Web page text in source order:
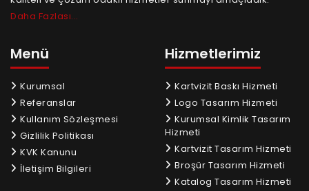
Daha Fazlası...
Menü
Kurumsal
Referanslar
Kullanım Sözleşmesi
Gizlilik Politikası
KVK Kanunu
İletişim Bilgileri
Hizmetlerimiz
Kartvizit Baskı Hizmeti
Logo Tasarım Hizmeti
Kurumsal Kimlik Tasarım
Hizmeti
Kartvizit Tasarım Hizmeti
Broşür Tasarım Hizmeti
Katalog Tasarım Hizmeti